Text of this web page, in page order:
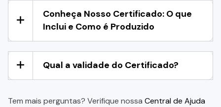
Conheça Nosso Certificado: O que
Inclui e Como é Produzido
Qual a validade do Certificado?
Tem mais perguntas? Verifique nossa Central de Ajuda